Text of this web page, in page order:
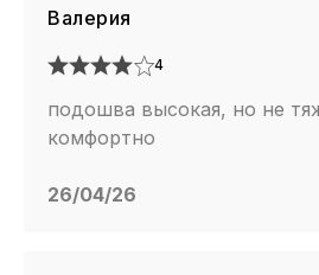
Валерия
4
подошва высокая, но не
комфортно
26/04/26